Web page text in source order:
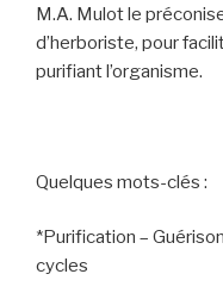
M.A. Mulot le
d’herboriste, pour
purifiant l’organisme.
Quelques mots-clés :
*Purification –
cycles